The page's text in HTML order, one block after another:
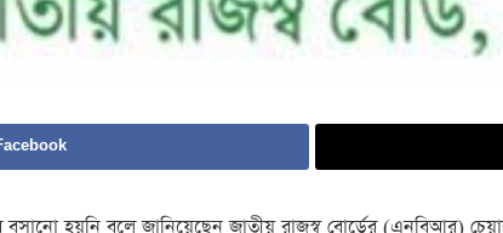
বসানো হয়নি বলে জানিয়েছেন জাতীয় রাজস্ব বোর্ডের (এনবিআর)